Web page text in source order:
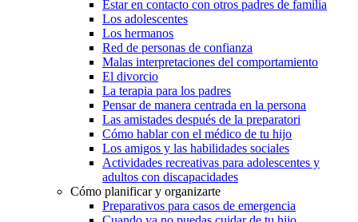
Estar en contacto con otros padres de familia
Los adolescentes
Los hermanos
Red de personas de confianza
Malas interpretaciones del comportamiento
El divorcio
La terapia para los padres
Pensar de manera centrada en la persona
Las amistades después de la preparatori
Cómo hablar con el médico de tu hijo
Los amigos y las habilidades sociales
Actividades recreativas para adolescentes y
adultos con discapacidades
Cómo planificar y organizarte
Preparativos para casos de emergencia